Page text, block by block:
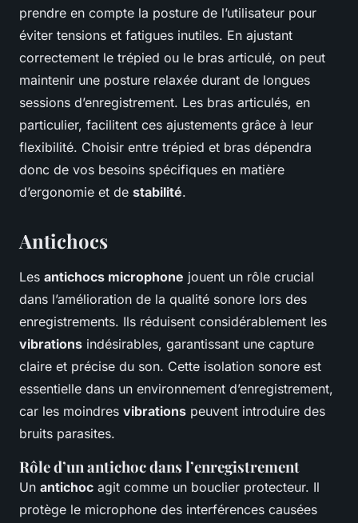
prendre en compte la posture de l’utilisateur pour
éviter tensions et fatigues inutiles. En ajustant
correctement le trépied ou le bras articulé, on peut
maintenir une posture relaxée durant de longues
sessions d’enregistrement. Les bras articulés, en
particulier, facilitent ces ajustements grâce à leur
flexibilité. Choisir entre trépied et bras dépendra
donc de vos besoins spécifiques en matière
d’ergonomie et de stabilité.
Antichocs
Les antichocs microphone jouent un rôle crucial
dans l’amélioration de la qualité sonore lors des
enregistrements. Ils réduisent considérablement les
vibrations indésirables, garantissant une capture
claire et précise du son. Cette isolation sonore est
essentielle dans un environnement d’enregistrement,
car les moindres vibrations peuvent introduire des
bruits parasites.
Rôle d’un antichoc dans l’enregistrement
Un antichoc agit comme un bouclier protecteur. Il
protège le microphone des interférences causées